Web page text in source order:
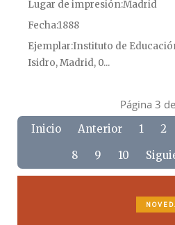
Lugar de impresiónMadrid
Fecha1888
Ejemplar Instituto de
Isidro, Madrid, 0...
Página 3
Inicio Anterior 1 2
8
9 10